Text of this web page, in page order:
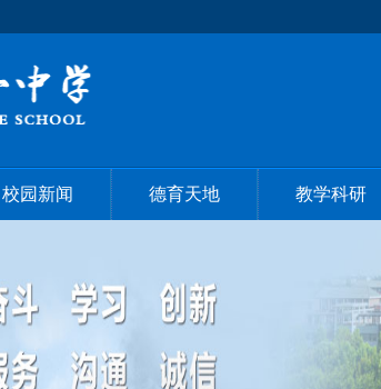
校园新闻 德育天地 教学科研